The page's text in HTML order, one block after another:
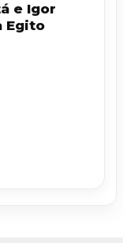
e Igor
Egito